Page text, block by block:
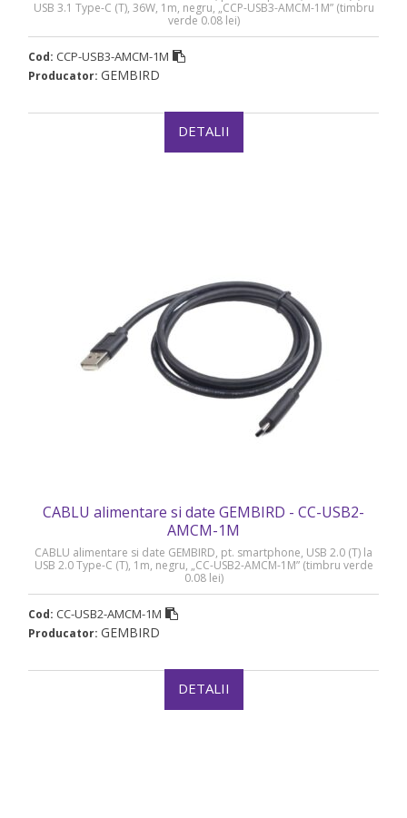
USB 3.1 Type-C (T), 36W, 1m, negru, „CCP-USB3-AMCM-1M” (timbru
verde 0.08 lei)
Cod: CCP-USB3-AMCM-1M
Producator: GEMBIRD
DETALII
CABLU alimentare si date GEMBIRD - CC-USB2-
AMCM-1M
CABLU alimentare si date GEMBIRD, pt. smartphone, USB 2.0 (T) la
USB 2.0 Type-C (T), 1m, negru, „CC-USB2-AMCM-1M” (timbru verde
0.08 lei)
Cod: CC-USB2-AMCM-1M
Producator: GEMBIRD
DETALII